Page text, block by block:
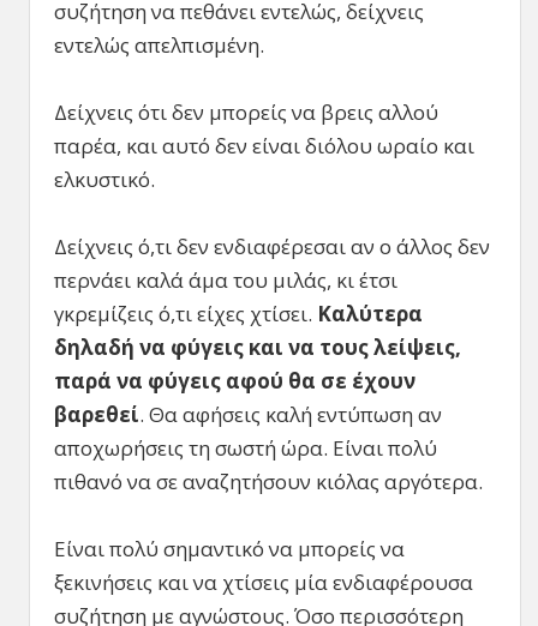
συζήτηση να πεθάνει εντελώς, δείχνεις
εντελώς απελπισμένη.
Δείχνεις ότι δεν μπορείς να βρεις αλλού
παρέα, και αυτό δεν είναι διόλου ωραίο και
ελκυστικό.
Δείχνεις ό,τι δεν ενδιαφέρεσαι αν ο άλλος δεν
περνάει καλά άμα του μιλάς, κι έτσι
γκρεμίζεις ό,τι είχες χτίσει. Καλύτερα
δηλαδή να φύγεις και να τους λείψεις,
παρά να φύγεις αφού θα σε έχουν
βαρεθεί. Θα αφήσεις καλή εντύπωση αν
αποχωρήσεις τη σωστή ώρα. Είναι πολύ
πιθανό να σε αναζητήσουν κιόλας αργότερα.
Είναι πολύ σημαντικό να μπορείς να
ξεκινήσεις και να χτίσεις μία ενδιαφέρουσα
συζήτηση με αγνώστους. Όσο περισσότερη